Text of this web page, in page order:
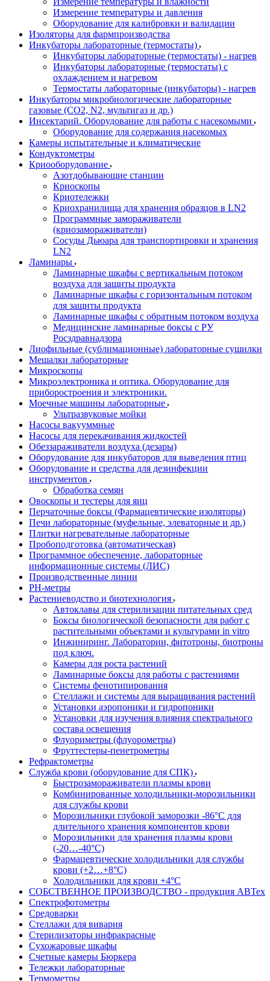
Измерение температуры и давления
Оборудование для калибровки и валидации
Изоляторы для фармпроизводства
Инкубаторы лабораторные (термостаты)
Инкубаторы лабораторные (термостаты) - нагрев
Инкубаторы лабораторные (термостаты) с
охлаждением и нагревом
Термостаты лабораторные (инкубаторы) - нагрев
Инкубаторы микробиологические лабораторные
газовые (CO2, N2, мультигаз и др.)
Инсектарий. Оборудование для работы с насекомыми
Оборудование для содержания насекомых
Камеры испытательные и климатические
Кондуктометры
Криооборудование
Азотдобывающие станции
Криоскопы
Криотележки
Криохранилища для хранения образцов в LN2
Программные замораживатели
(криозамораживатели)
Сосуды Дьюара для транспортировки и хранения
LN2
Ламинары
Ламинарные шкафы с вертикальным потоком
воздуха для защиты продукта
Ламинарные шкафы с горизонтальным потоком
для защиты продукта
Ламинарные шкафы с обратным потоком воздуха
Медицинские ламинарные боксы с РУ
Росздравнадзора
Лиофильные (сублимационные) лабораторные сушилки
Мешалки лабораторные
Микроскопы
Микроэлектроника и оптика. Оборудование для
приборостроения и электроники.
Моечные машины лабораторные
Ультразвуковые мойки
Насосы вакууммные
Насосы для перекачивания жидкостей
Обеззараживатели воздуха (дезары)
Оборудование для инкубаторов для выведения птиц
Оборудование и средства для дезинфекции
инструментов
Обработка семян
Овоскопы и тестеры для яиц
Перчаточные боксы (Фармацевтические изоляторы)
Печи лабораторные (муфельные, элеваторные и др.)
Плитки нагревательные лабораторные
Пробоподготовка (автоматическая)
Программное обеспечение, лабораторные
информационные системы (ЛИС)
Производственные линии
РH-метры
Растениеводство и биотехнология
Автоклавы для стерилизации питательных сред
Боксы биологической безопасности для работ с
растительными объектами и культурами in vitro
Инжиниринг. Лаборатории, фитотроны, биотроны
под ключ.
Камеры для роста растений
Ламинарные боксы для работы с растениями
Системы фенотипирования
Стеллажи и системы для выращивания растений
Установки аэропоники и гидропоники
Установки для изучения влияния спектрального
состава освещения
Флуориметры (флуорометры)
Фруттестеры-пенетрометры
Рефрактометры
Служба крови (оборудование для СПК)
Быстрозамораживатели плазмы крови
Комбинированные холодильники-морозильники
для службы крови
Морозильники глубокой заморозки -86°С для
длительного хранения компонентов крови
Морозильники для хранения плазмы крови
(-20…-40°С)
Фармацевтические холодильники для службы
крови (+2…+8°С)
Холодильники для крови +4°С
СОБСТВЕННОЕ ПРОИЗВОДСТВО - продукция АВТех
Спектрофотометры
Средоварки
Стеллажи для вивария
Стерилизаторы инфракрасные
Сухожаровые шкафы
Счетные камеры Бюркера
Тележки лабораторные
Термометры